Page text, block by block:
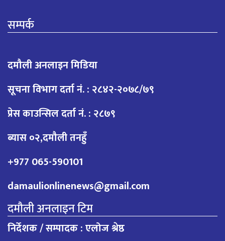
सम्पर्क
दमौली अनलाइन मिडिया
सूचना विभाग दर्ता नं. : २८४२-२०७८/७९
प्रेस काउन्सिल दर्ता नं. : २८७९
ब्यास ०२,दमौली तनहुँ
+977 065-590101
damaulionlinenews@gmail.com
दमौली अनलाइन टिम
निर्देशक / सम्पादक : एलोज श्रेष्ठ